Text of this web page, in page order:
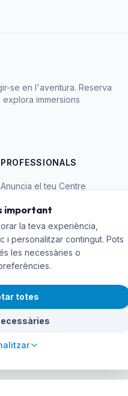
se en l'aventura. Reserva
immersions
PROFESSIONALS
Anuncia el teu Centre
Accés Administradors
Solucions API
important
la teva experiència,
i personalitzar contingut. Pots
les necessàries o
totes